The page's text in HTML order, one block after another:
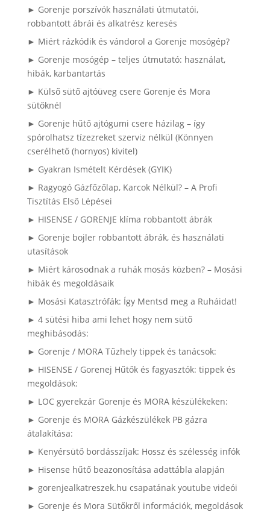
► Gorenje porszívók használati útmutatói,
robbantott ábrái és alkatrész keresés
► Miért rázkódik és vándorol a Gorenje mosógép?
► Gorenje mosógép – teljes útmutató: használat,
hibák, karbantartás
► Külső sütő ajtóüveg csere Gorenje és Mora
sütőknél
► Gorenje hűtő ajtógumi csere házilag – így
spórolhatsz tízezreket szerviz nélkül (Könnyen
cserélhető (hornyos) kivitel)
► Gyakran Ismételt Kérdések (GYIK)
► Ragyogó Gázfőzőlap, Karcok Nélkül? – A Profi
Tisztítás Első Lépései
► HISENSE / GORENJE klíma robbantott ábrák
► Gorenje bojler robbantott ábrák, és használati
utasítások
► Miért károsodnak a ruhák mosás közben? – Mosási
hibák és megoldásaik
► Mosási Katasztrófák: Így Mentsd meg a Ruháidat!
► 4 sütési hiba ami lehet hogy nem sütő
meghibásodás:
► Gorenje / MORA Tűzhely tippek és tanácsok:
► HISENSE / Gorenej Hűtők és fagyasztók: tippek és
megoldások:
► LOC gyerekzár Gorenje és MORA készülékeken:
► Gorenje és MORA Gázkészülékek PB gázra
átalakítása:
► Kenyérsütő bordásszíjak: Hossz és szélesség infók
► Hisense hűtő beazonosítása adattábla alapján
► gorenjealkatreszek.hu csapatának youtube videói
► Gorenje és Mora Sütőkről információk, megoldások